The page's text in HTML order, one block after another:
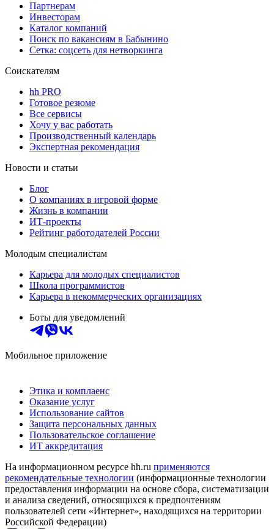
Партнерам
Инвесторам
Каталог компаний
Поиск по вакансиям в Бабынино
Сетка: соцсеть для нетворкинга
Соискателям
hh PRO
Готовое резюме
Все сервисы
Хочу у вас работать
Производственный календарь
Экспертная рекомендация
Новости и статьи
Блог
О компаниях в игровой форме
Жизнь в компании
ИТ-проекты
Рейтинг работодателей России
Молодым специалистам
Карьера для молодых специалистов
Школа программистов
Карьера в некоммерческих организациях
Боты для уведомлений
Мобильное приложение
Этика и комплаенс
Оказание услуг
Использование сайтов
Защита персональных данных
Пользовательское соглашение
ИТ аккредитация
На информационном ресурсе hh.ru применяются
рекомендательные технологии (информационные технологии
предоставления информации на основе сбора, систематизации
и анализа сведений, относящихся к предпочтениям
пользователей сети «Интернет», находящихся на территории
Российской Федерации)